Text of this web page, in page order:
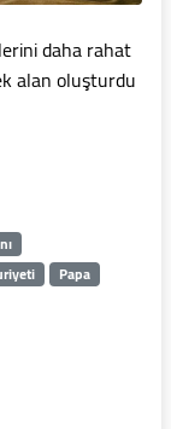
daha rahat
alan oluşturdu
Papa